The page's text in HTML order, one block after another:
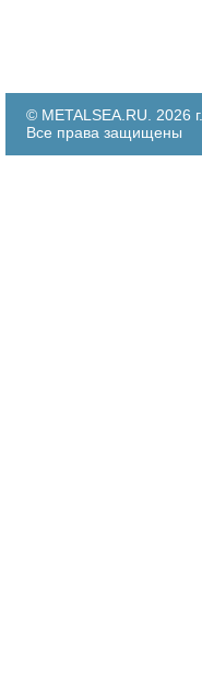
© METALSEA.RU. 2026 г.
Все права защищены